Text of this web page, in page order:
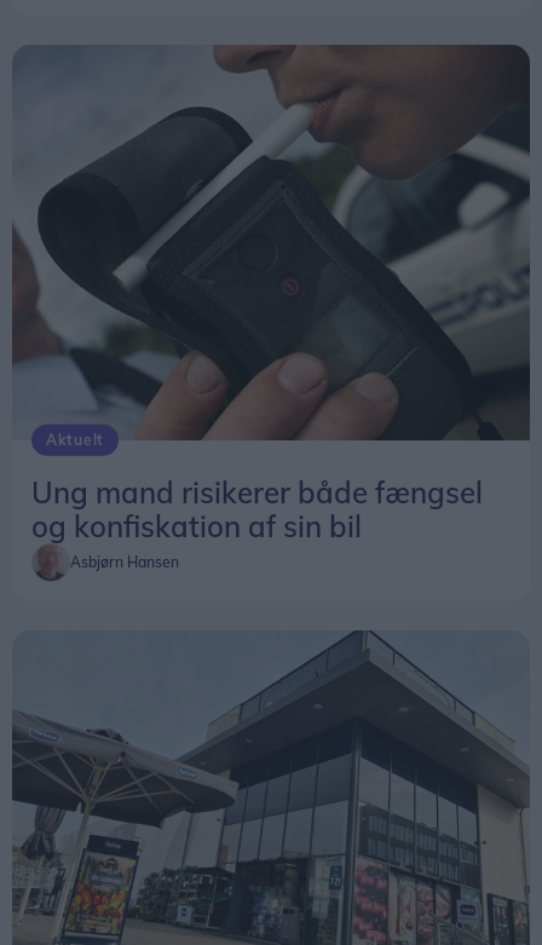
Aktuelt
Ung mand risikerer både fængsel
og konfiskation af sin bil
Asbjørn Hansen